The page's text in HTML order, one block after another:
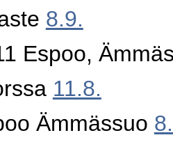
8.9.
Espoo,
11.8.
Ämmässuo